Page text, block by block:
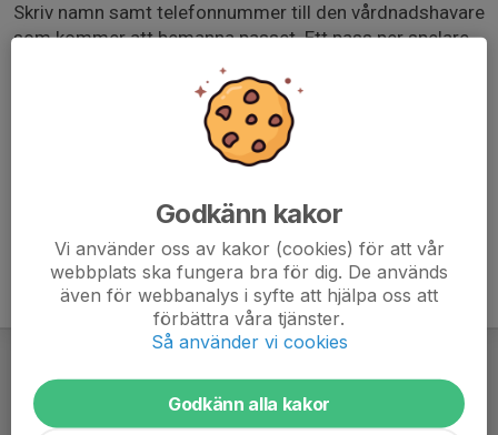
Skriv namn samt telefonnummer till den vårdnadshavare
som kommer att bemanna passet. Ett pass per spelare.
De som inte anmäler sig kommer att bli utplacerade.
Riktlinjer kiosk klubbhus och gruskiosk.pdf
Godkänn kakor
Vi använder oss av kakor (cookies) för att vår
webbplats ska fungera bra för dig. De används
även för webbanalys i syfte att hjälpa oss att
förbättra våra tjänster.
Så använder vi cookies
Godkänn alla kakor